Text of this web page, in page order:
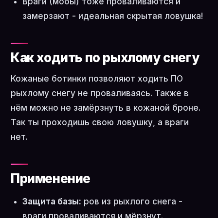
замерзают - идеальная скрытая ловушка!
Как ходить по рыхлому снегу
Кожаные ботинки позволяют ходить ПО
рыхлому снегу не проваливаясь. Также в
нём можно не замёрзнуть в кожаной броне.
Так ты проходишь свою ловушку, а враги
нет.
Применение
Защита базы: ров из рыхлого снега -
враги проваливаются и мёрзнут.